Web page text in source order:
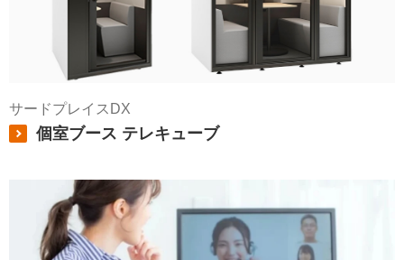
サードプレイスDX
個室ブース テレキューブ